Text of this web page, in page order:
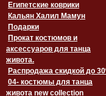
Египетские коврики
Кальян Халил Мамун
Подарки
Прокат костюмов и
аксессуаров для танца
живота.
Распродажа скидкой до
04- костюмы для танца
живота new collection